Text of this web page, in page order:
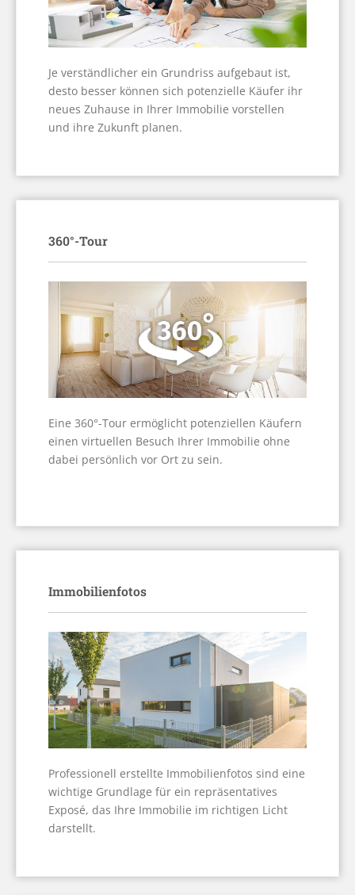
Je verständlicher ein Grundriss aufgebaut ist,
desto besser können sich potenzielle Käufer ihr
neues Zuhause in Ihrer Immobilie vorstellen
und ihre Zukunft planen.
360°-Tour
Eine 360°-Tour ermöglicht potenziellen Käufern
einen virtuellen Besuch Ihrer Immobilie ohne
dabei persönlich vor Ort zu sein.
Immobilienfotos
Professionell erstellte Immobilienfotos sind eine
wichtige Grundlage für ein repräsentatives
Exposé, das Ihre Immobilie im richtigen Licht
darstellt.